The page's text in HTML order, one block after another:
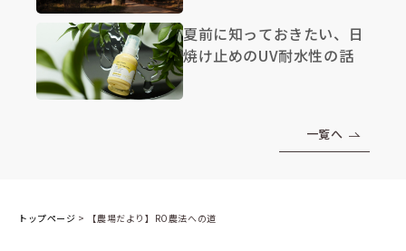
夏前に知っておきたい、日
焼け止めのUV耐水性の話
一覧へ
トップページ > 【農場だより】RO農法への道